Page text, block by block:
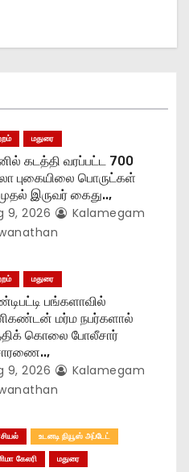
மதுரை
கடத்தி வரப்பட்ட 700
புகையிலை பொருட்கள்
இருவர் கைது..,
9, 2026
Kalamegam
மதுரை
பங்களாவில்
மர்ம நபர்களால்
கொலை போலீசார்
9, 2026
Kalamegam
உடனடி நியூஸ் அப்டேட்
கேலரி
மதுரை